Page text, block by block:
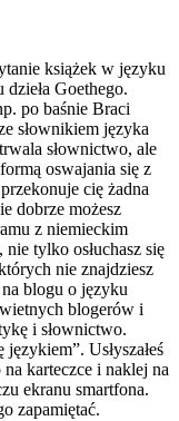
książek w języku
Goethego.
po baśnie Braci
słownikiem języka
słownictwo, ale
oswajania się z
cię żadna
dobrze możesz
z niemieckim
tylko osłuchasz się
nie znajdziesz
blogu o języku
blogerów i
i słownictwo.
Usłyszałeś
karteczce i naklej na
ekranu smartfona.
zapamiętać.